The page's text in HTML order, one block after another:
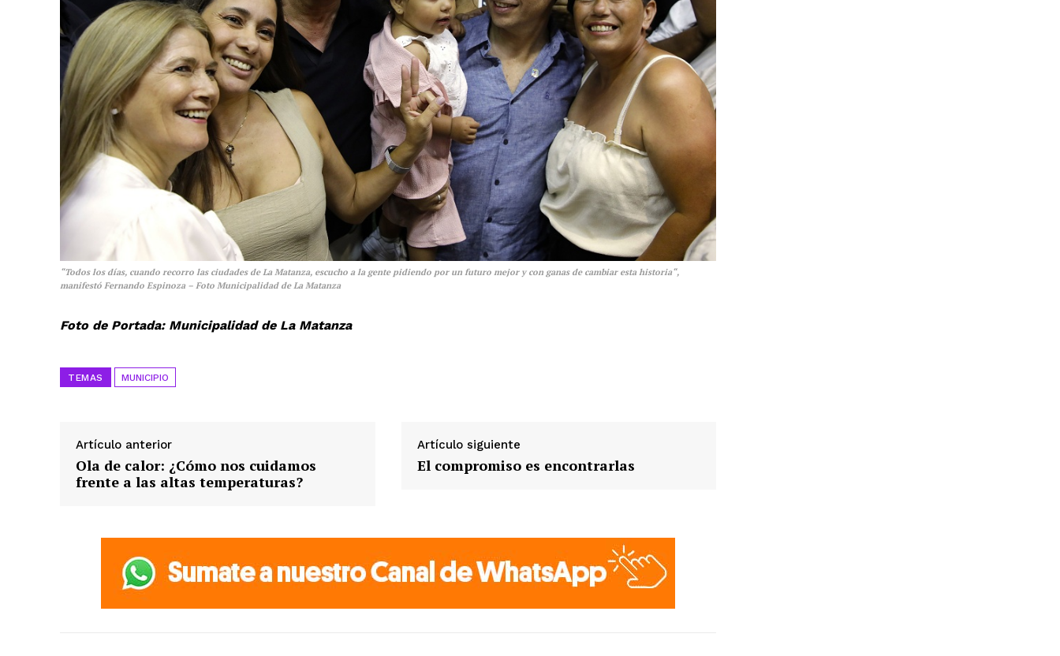
“Todos los días, cuando recorro las ciudades de La Matanza, escucho a la gente pidiendo por un futuro mejor y con ganas de cambiar esta historia“,
manifestó Fernando Espinoza – Foto Municipalidad de La Matanza
Foto de Portada: Municipalidad de La Matanza
TEMAS MUNICIPIO
Artículo anterior
Ola de calor: ¿Cómo nos cuidamos
frente a las altas temperaturas?
Artículo siguiente
El compromiso es encontrarlas